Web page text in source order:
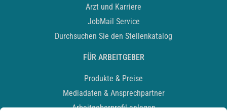
Arzt und Karriere
JobMail Service
Durchsuchen Sie den Stellenkatalog
FÜR ARBEITGEBER
Produkte & Preise
Mediadaten & Ansprechpartner
Arbeitgeberprofil anlegen